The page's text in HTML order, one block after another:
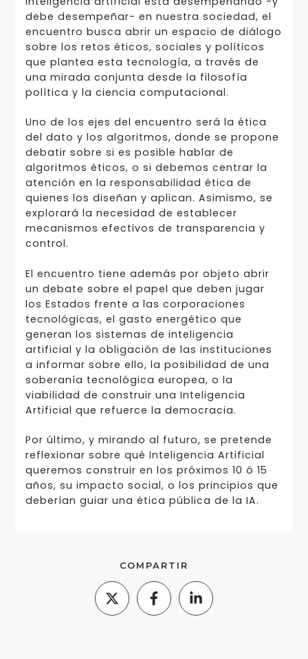
debe desempeñar- en nuestra sociedad, el
encuentro busca abrir un espacio de diálogo
sobre los retos éticos, sociales y políticos
que plantea esta tecnología, a través de
una mirada conjunta desde la filosofía
política y la ciencia computacional.
Uno de los ejes del encuentro será la ética
del dato y los algoritmos, donde se propone
debatir sobre si es posible hablar de
algoritmos éticos, o si debemos centrar la
atención en la responsabilidad ética de
quienes los diseñan y aplican. Asimismo, se
explorará la necesidad de establecer
mecanismos efectivos de transparencia y
control.
El encuentro tiene además por objeto abrir
un debate sobre el papel que deben jugar
los Estados frente a las corporaciones
tecnológicas, el gasto energético que
generan los sistemas de inteligencia
artificial y la obligación de las instituciones
a informar sobre ello, la posibilidad de una
soberanía tecnológica europea, o la
viabilidad de construir una Inteligencia
Artificial que refuerce la democracia.
Por último, y mirando al futuro, se pretende
reflexionar sobre qué Inteligencia Artificial
queremos construir en los próximos 10 ó 15
años, su impacto social, o los principios que
deberían guiar una ética pública de la IA.
COMPARTIR